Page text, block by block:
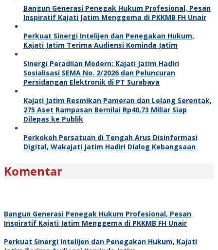
Bangun Generasi Penegak Hukum Profesional, Pesan
Inspiratif Kajati Jatim Menggema di PKKMB FH Unair
Perkuat Sinergi Intelijen dan Penegakan Hukum,
Kajati Jatim Terima Audiensi Kominda Jatim
Sinergi Peradilan Modern: Kajati Jatim Hadiri
Sosialisasi SEMA No. 2/2026 dan Peluncuran
Persidangan Elektronik di PT Surabaya
Kajati Jatim Resmikan Pameran dan Lelang Serentak,
275 Aset Rampasan Bernilai Rp40,73 Miliar Siap
Dilepas ke Publik
Perkokoh Persatuan di Tengah Arus Disinformasi
Digital, Wakajati Jatim Hadiri Dialog Kebangsaan
Komentar
Bangun Generasi Penegak Hukum Profesional, Pesan
Inspiratif Kajati Jatim Menggema di PKKMB FH Unair
Perkuat Sinergi Intelijen dan Penegakan Hukum, Kajati